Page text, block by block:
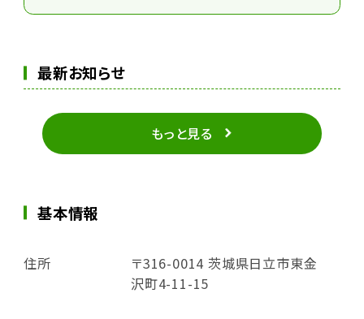
最新お知らせ
もっと見る
基本情報
住所
〒316-0014 茨城県日立市東金
沢町4-11-15